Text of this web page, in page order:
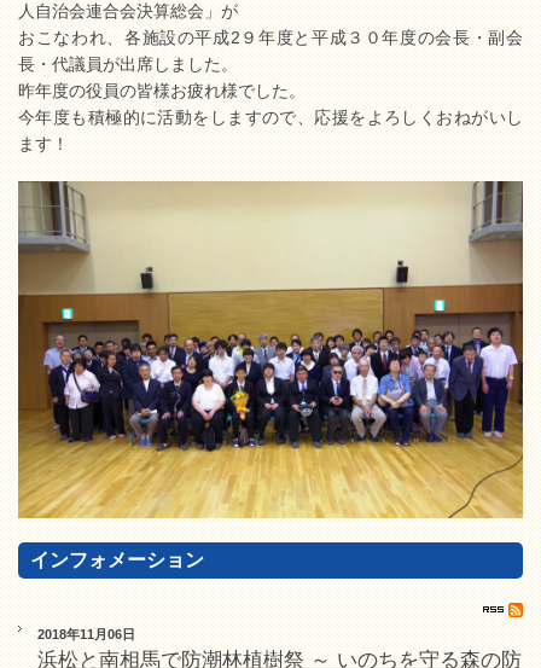
人自治会連合会決算総会」が
おこなわれ、各施設の平成2９年度と平成３０年度の会長・副会
長・代議員が出席しました。
昨年度の役員の皆様お疲れ様でした。
今年度も積極的に活動をしますので、応援をよろしくおねがいし
ます！
インフォメーション
2018年11月06日
浜松と南相馬で防潮林植樹祭 ～ いのちを守る森の防